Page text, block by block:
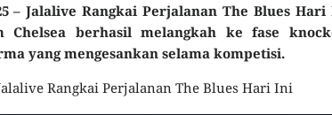
– Jalalive Rangkai Perjalanan The Blues Hari
berhasil melangkah ke fase
yang mengesankan selama kompetisi.
Rangkai Perjalanan The Blues Hari Ini